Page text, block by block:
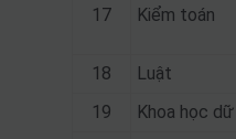
17 Kiểm toán
18
Luật
19
Khoa học